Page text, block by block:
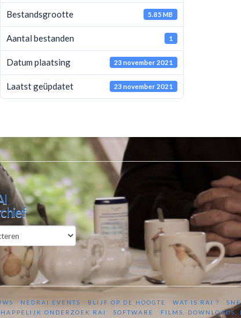
Bestandsgrootte 5.85 MB
Aantal bestanden 1
Datum plaatsing 23 november 2021
Laatst geüpdatet 23 november 2021
NEDRAI EVENTS BLIJF OP DE HOOGTE WAT IS RAI ?
ONDERZOEK RAI
SOFTWARE FILMS, DOWNLOADS,